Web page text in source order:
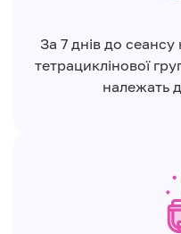
За 7 днів до
тетрациклінової
належать